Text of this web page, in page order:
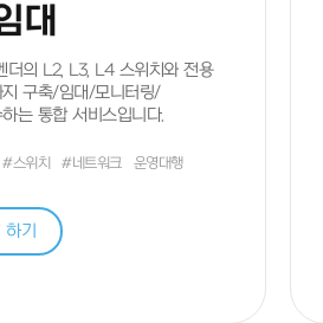
대분류
대
더의 L2, L3, L4 스위치와 전용
지 구축/임대/모니터링/
는 통합 서비스입니다.
#스위치 #네트워크 운영대행
기